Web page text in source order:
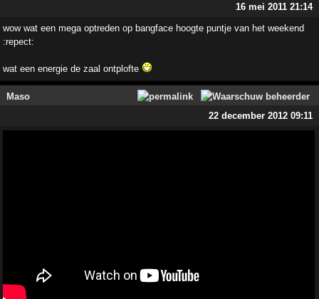
16 mei 2011 21:14
wow wat een mega optreden op bangface hoogte puntje van het weekend
:repect:
wat een energie de zaal ontplofte
Maso
22 december 2012 09:11